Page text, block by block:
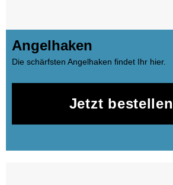
Angelhaken
Die schärfsten Angelhaken findet Ihr hier.
Jetzt bestellen